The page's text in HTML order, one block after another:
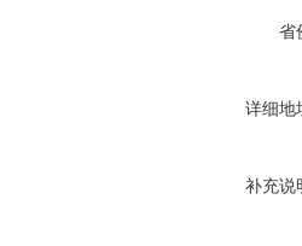
省
详细地
补充说